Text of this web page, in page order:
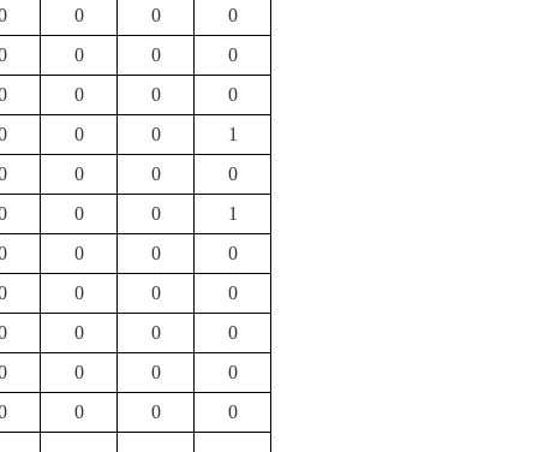
0 0
0
0 0
0
0 0
0
0 0
1
0 0
0
0 0
1
0 0
0
0 0
0
0 0
0
0 0
0
0 0 0